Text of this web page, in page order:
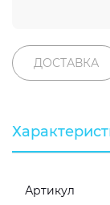
ДОСТАВКА
Артикул